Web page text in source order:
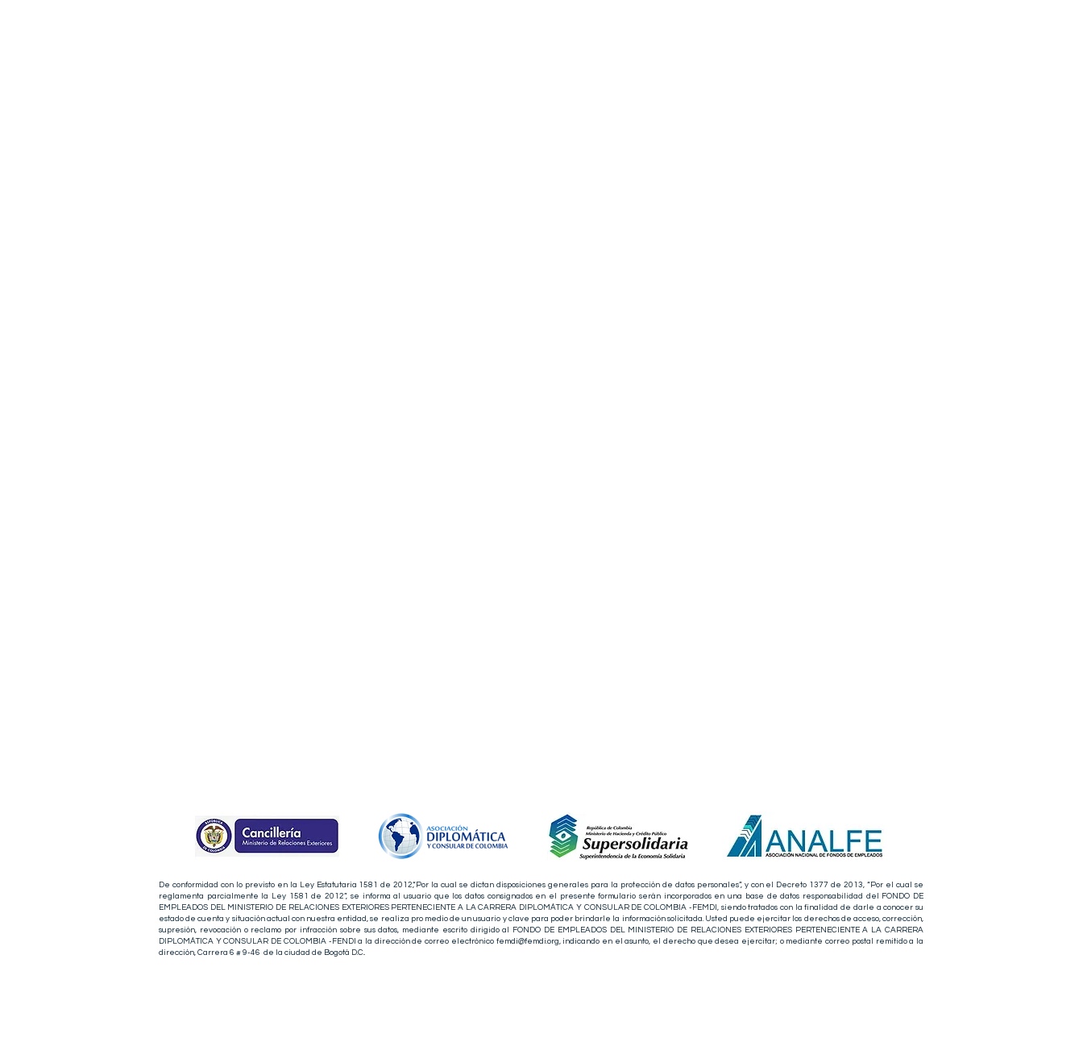
De conformidad con lo previsto en la Ley Estatutaria 1581 de 2012,“Por la cual se dictan disposiciones generales para la protección de datos personales”, y con el Decreto 1377 de 2013, “Por el cual se
reglamenta parcialmente la Ley 1581 de 2012”, se informa al usuario que los datos consignados en el presente formulario serán incorporados en una base de datos responsabilidad del FONDO DE
EMPLEADOS DEL MINISTERIO DE RELACIONES EXTERIORES PERTENECIENTE A LA CARRERA DIPLOMÁTICA Y CONSULAR DE COLOMBIA -FEMDI, siendo tratados con la finalidad de darle a conocer su
estado de cuenta y situación actual con nuestra entidad, se realiza pro medio de un usuario y clave para poder brindarle la información solicitada. Usted puede ejercitar los derechos de acceso, corrección,
supresión, revocación o reclamo por infracción sobre sus datos, mediante escrito dirigido al FONDO DE EMPLEADOS DEL MINISTERIO DE RELACIONES EXTERIORES PERTENECIENTE A LA CARRERA
DIPLOMÁTICA Y CONSULAR DE COLOMBIA -FENDI a la dirección de correo electrónico femdi@femdi.org, indicando en el asunto, el derecho que desea ejercitar; o mediante correo postal remitido a la
dirección, Carrera 6 # 9-46 de la ciudad de Bogotá D.C..